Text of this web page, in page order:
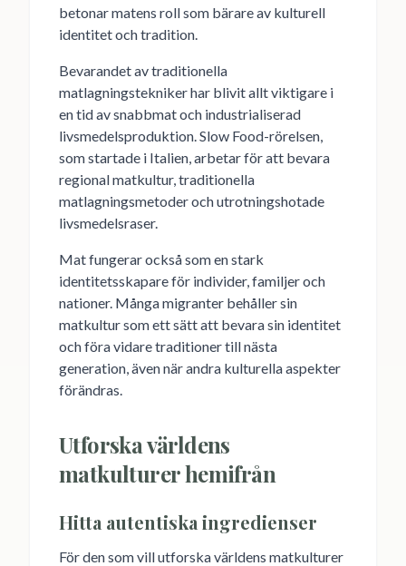
betonar matens roll som bärare av kulturell
identitet och tradition.
Bevarandet av traditionella
matlagningstekniker har blivit allt viktigare i
en tid av snabbmat och industrialiserad
livsmedelsproduktion. Slow Food-rörelsen,
som startade i Italien, arbetar för att bevara
regional matkultur, traditionella
matlagningsmetoder och utrotningshotade
livsmedelsraser.
Mat fungerar också som en stark
identitetsskapare för individer, familjer och
nationer. Många migranter behåller sin
matkultur som ett sätt att bevara sin identitet
och föra vidare traditioner till nästa
generation, även när andra kulturella aspekter
förändras.
Utforska världens
matkulturer hemifrån
Hitta autentiska ingredienser
För den som vill utforska världens matkulturer